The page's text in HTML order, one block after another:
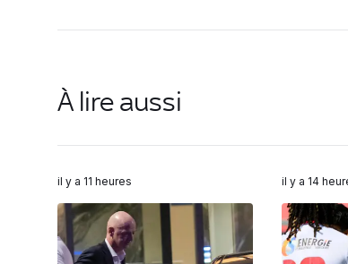
À lire aussi
il y a 11 heures il y a 14